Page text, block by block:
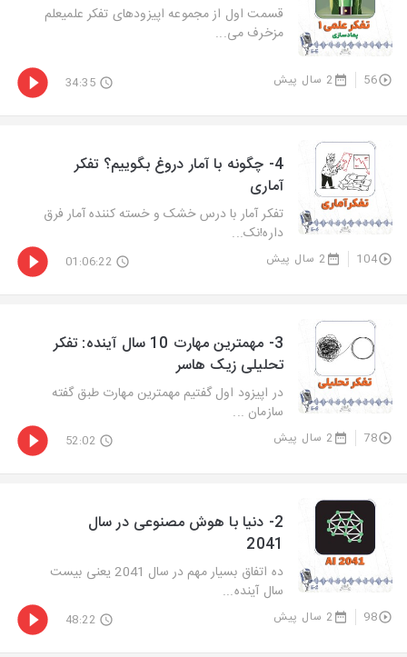
قسمت اول از مجموعه اپیزودهای تفکر علمیعلم
مزخرف می...
56 2 سال پیش 34:35
4- چگونه با آمار دروغ بگوییم؟ تفکر
آماری
تفکر آمار با درس خشک و خسته کننده آمار فرق
داره!نک...
104 2 سال پیش 01:06:22
3- مهمترین مهارت 10 سال آینده: تفکر
تحلیلی زیک هاسر
در اپیزود اول گفتیم مهمترین مهارت طبق گفته
سازمان ...
78 2 سال پیش 52:02
2- دنیا با هوش مصنوعی در سال
2041
ده اتفاق بسیار مهم در سال 2041 یعنی بیست
سال آینده...
98 2 سال پیش 48:22